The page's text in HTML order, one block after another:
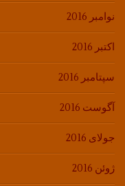
نوامبر 2016
اکتبر 2016
سپتامبر 2016
آگوست 2016
جولای 2016
ژوئن 2016